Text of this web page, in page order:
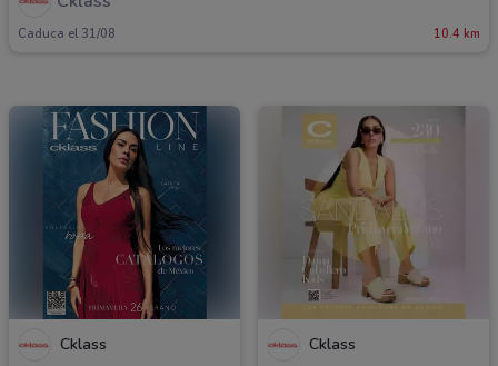
Caduca el 31/08 10.4 km
Cklass Cklass